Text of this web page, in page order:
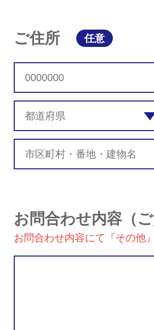
ご住所 任意
お問合わせ内容（
お問合わせ内容にて『その他